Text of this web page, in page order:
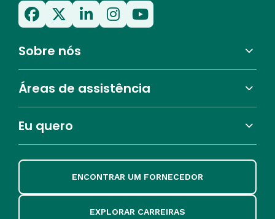
Sobre nós
Áreas de assistência
Eu quero
ENCONTRAR UM FORNECEDOR
EXPLORAR CARREIRAS